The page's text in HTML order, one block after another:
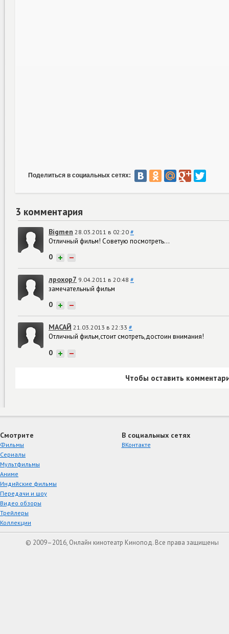
Поделиться в социальных сетях:
3 комментария
Bigmen 28.03.2011 в 02:20 #
Отличный фильм! Советую посмотреть...
0 + −
лрохор7 9.04.2011 в 20:48 #
замечательный фильм
0 + −
МАСАЙ 21.03.2013 в 22:33 #
Отличный фильм,стоит смотреть,достоин внимания!
0 + −
Чтобы оставить
Смотрите
Фильмы
Сериалы
Мультфильмы
Аниме
Индийские фильмы
Передачи и шоу
Видео обзоры
Трейлеры
Коллекции
В социальных сетях
ВКонтакте
© 2009–2016, Онлайн кинотеатр Кинопод. Все права защищены